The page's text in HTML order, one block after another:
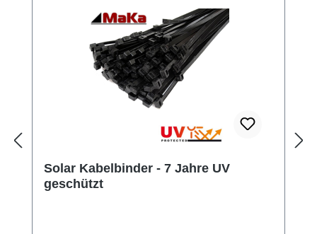
Solar Kabelbinder - 7 Jahre UV
geschützt